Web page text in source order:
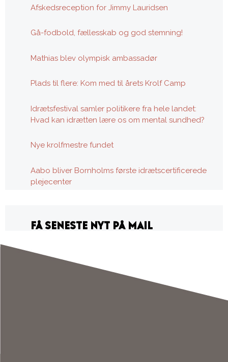
Afskedsreception for Jimmy Lauridsen
Gå-fodbold, fællesskab og god stemning!
Mathias blev olympisk ambassadør
Plads til flere: Kom med til årets Krolf Camp
Idrætsfestival samler politikere fra hele landet:
Hvad kan idrætten lære os om mental sundhed?
Nye krolfmestre fundet
Aabo bliver Bornholms første idrætscertificerede
plejecenter
FÅ SENESTE NYT PÅ MAIL